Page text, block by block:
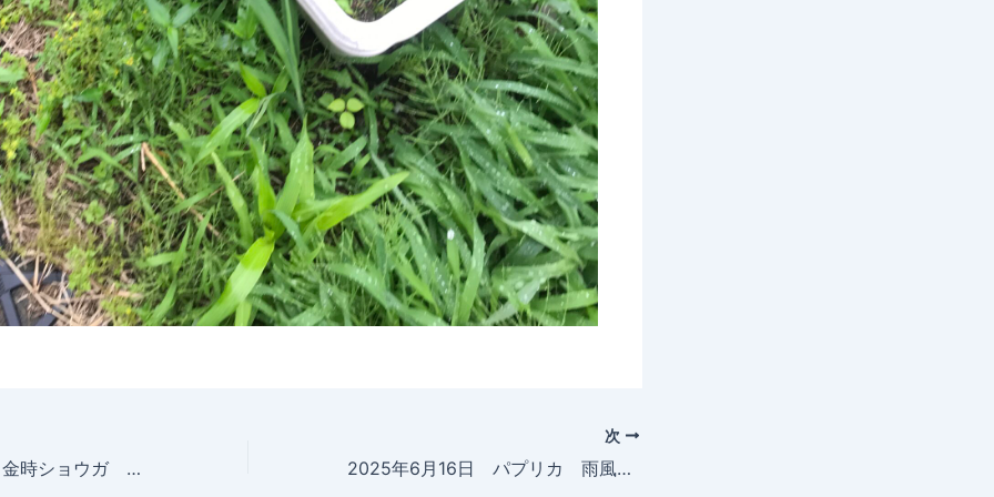
2025年6月15日 金時ショウガ 成長記録
次
2025年6月16日 パプリカ 雨風で転倒